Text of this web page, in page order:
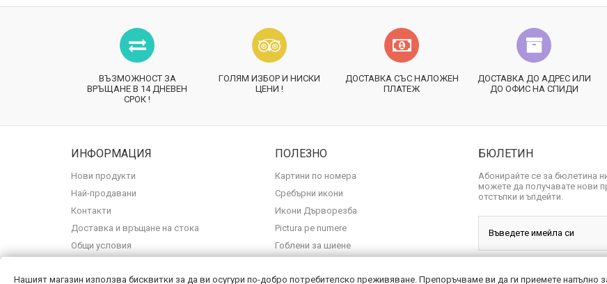
ВЪЗМОЖНОСТ ЗА
ВРЪЩАНЕ В 14 ДНЕВЕН
СРОК !
ГОЛЯМ ИЗБОР И НИСКИ
ЦЕНИ !
ДОСТАВКА СЪС НАЛОЖЕН
ПЛАТЕЖ
ДОСТАВКА ДО АДРЕС ИЛИ
ДО ОФИС НА СПИДИ
ИНФОРМАЦИЯ
Нови продукти
Най-продавани
Контакти
Доставка и връщане на стока
Общи условия
ПОЛЕЗНО
Картини по номера
Сребърни икони
Икони Дърворезба
Pictura pe numere
Гоблени за шиене
БЮЛЕТИН
Абонирайте се за бюлетина
можете да получавате нови
отстъпки и ъпдейти.
Нашият магазин използва бисквитки за да ви осугури по-добро потребителско преживяване. Препоръчваме ви да ги приемете напълно